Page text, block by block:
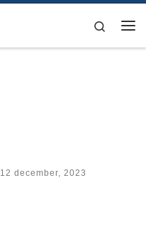
Search
12 december, 2023